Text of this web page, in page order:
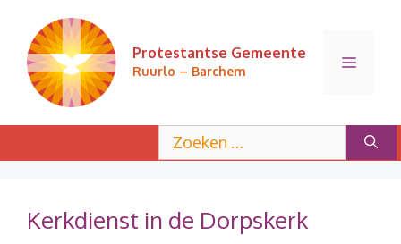
inhoud
Protestantse Gemeente
Ruurlo – Barchem
Menu
naar:
Kerkdienst in de Dorpskerk